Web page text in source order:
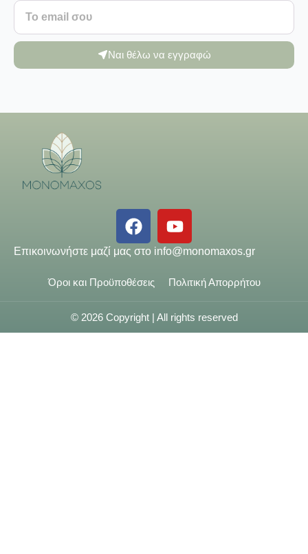
Ναι θέλω να εγγραφώ
Επικοινωνήστε μαζί μας στο info@monomaxos.gr
Όροι και Προϋποθέσεις Πολιτική Απορρήτου
© 2026 Copyright | All rights reserved